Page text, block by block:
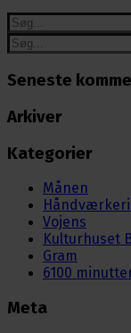
Seneste
Arkiver
Kategorier
Månen
Vojens
Kulturhuset
Gram
6100
Meta